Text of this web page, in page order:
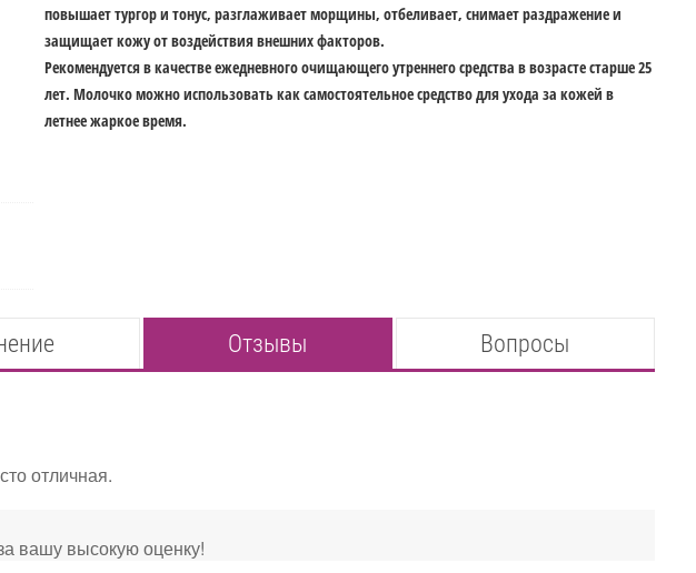
повышает тургор и тонус, разглаживает морщины, отбеливает, снимает раздражение и
защищает кожу от воздействия внешних факторов.
Рекомендуется в качестве ежедневного очищающего утреннего средства в возрасте старше 25
лет. Молочко можно использовать как самостоятельное средство для ухода за кожей в
летнее жаркое время.
Отзывы Вопросы
отличная.
вашу высокую оценку!